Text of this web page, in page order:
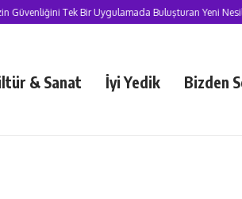
Tek Bir Uygulamada Buluşturan Yeni Nesil Süper
& Sanat İyi Yedik Bizden